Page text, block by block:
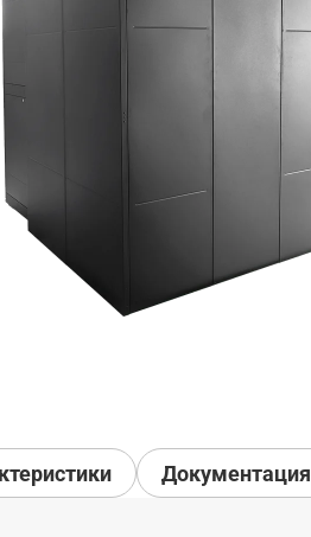
Документация